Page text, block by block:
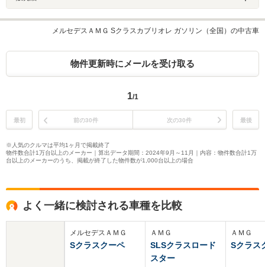
メルセデスＡＭＧ Sクラスカブリオレ ガソリン（全国）の中古車
物件更新時にメールを受け取る
1/1
最初 前の30件 次の30件 最後
※人気のクルマは平均1ヶ月で掲載終了
物件数合計1万台以上のメーカー｜算出データ期間：2024年9月～11月｜内容：物件数合計1万
台以上のメーカーのうち、掲載が終了した物件数が1,000台以上の場合
よく一緒に検討される車種を比較
メルセデスＡＭＧ
Sクラスクーペ
ＡＭＧ
SLSクラスロード
スター
ＡＭＧ
Sクラス